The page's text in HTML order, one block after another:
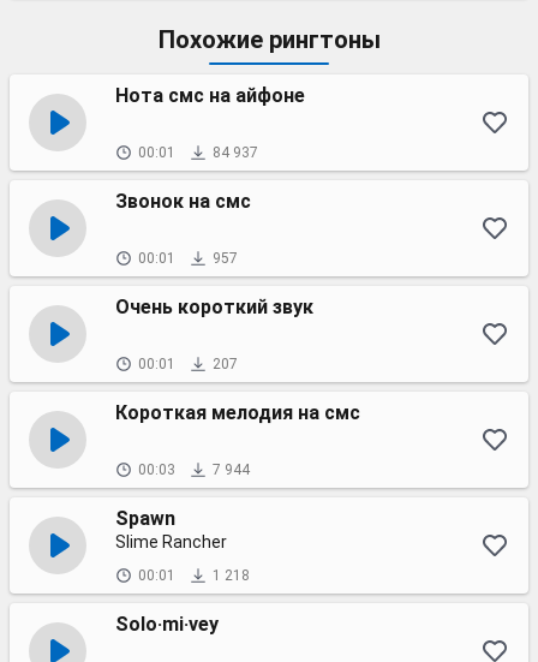
Похожие рингтоны
Нота смс на айфоне
00:01 84 937
Звонок на смс
00:01 957
Очень короткий звук
00:01 207
Короткая мелодия на смс
00:03 7 944
Spawn
Slime Rancher
00:01 1 218
Solo·mi·vey